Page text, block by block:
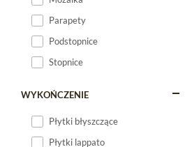
Parapety
Podstopnice
Stopnice
WYKOŃCZENIE
Płytki błyszczące
Płytki lappato